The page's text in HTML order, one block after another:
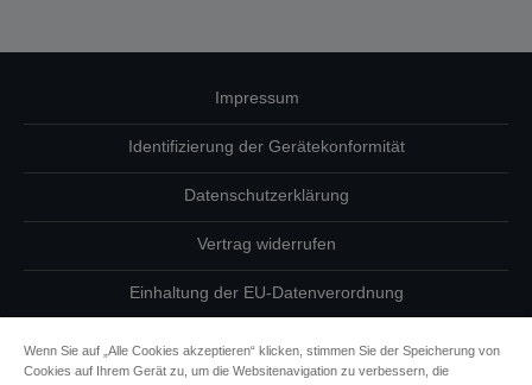
Impressum
Identifizierung der Gerätekonformität
Datenschutzerklärung
Vertrag widerrufen
Einhaltung der EU-Datenverordnung
Wenn Sie auf „Alle Cookies akzeptieren“ klicken, stimmen Sie der Speicherung von
Cookies auf Ihrem Gerät zu, um die Websitenavigation zu verbessern, die